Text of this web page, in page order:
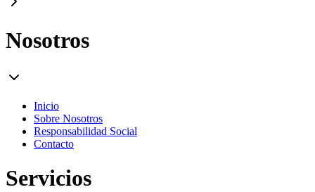
Nosotros
Inicio
Sobre Nosotros
Responsabilidad Social
Contacto
Servicios